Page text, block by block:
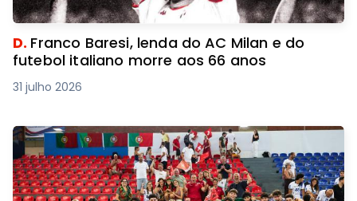
D. Franco Baresi, lenda do AC Milan e do
futebol italiano morre aos 66 anos
31 julho 2026